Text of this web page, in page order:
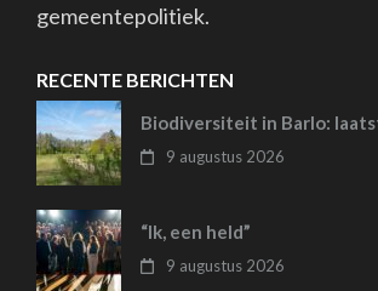
gemeentepolitiek.
RECENTE BERICHTEN
Biodiversiteit in Barlo:
9 augustus 2026
“Ik, een held”
9 augustus 2026